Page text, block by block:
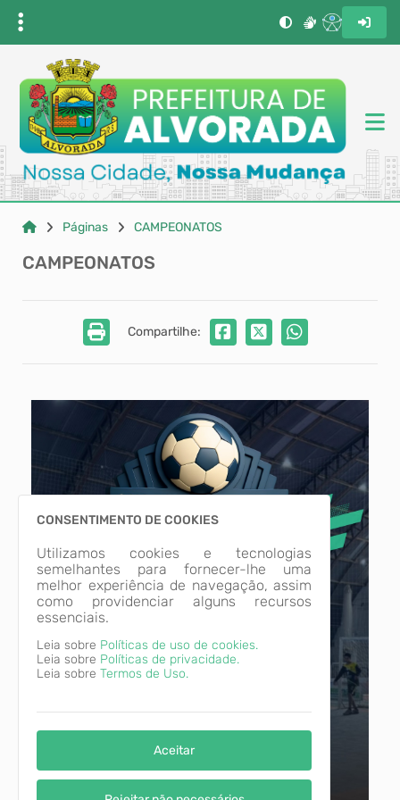
Páginas CAMPEONATOS
CAMPEONATOS
Compartilhe:
CONSENTIMENTO DE COOKIES
Utilizamos cookies e tecnologias
semelhantes para fornecer-lhe uma
melhor experiência de navegação, assim
como providenciar alguns recursos
essenciais.
Leia sobre Políticas de uso de cookies.
Leia sobre Políticas de privacidade.
Leia sobre Termos de Uso.
Aceitar